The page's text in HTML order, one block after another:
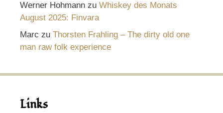
Werner Hohmann zu Whiskey des Monats
August 2025: Finvara
Marc zu Thorsten Frahling – The dirty old one
man raw folk experience
Links